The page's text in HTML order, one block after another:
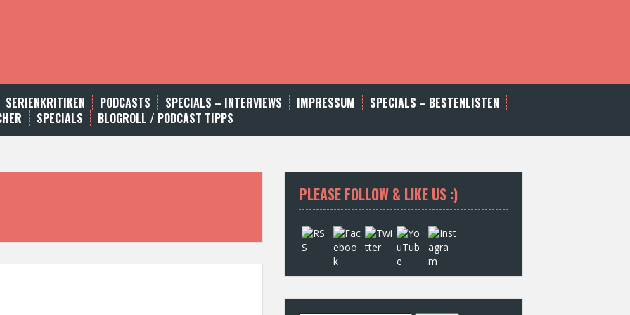
SERIENKRITIKEN PODCASTS SPECIALS – INTERVIEWS IMPRESSUM
SPECIALS – BESTENLISTEN
SPECIALS BLOGROLL / PODCAST TIPPS
PLEASE FOLLOW & LIKE US :)